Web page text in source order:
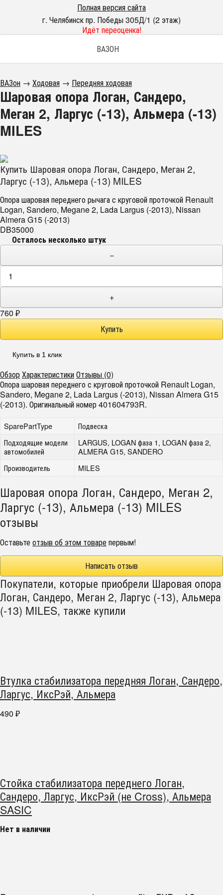
Полная версия сайта
г. Челябинск пр. Победы 305Д/1 (2 этаж)
Идёт переоценка!
ВАЗОН
ВАЗон → Ходовая → Передняя ходовая
Шаровая опора Логан, Сандеро,
Меган 2, Ларгус (-13), Альмера (-13)
MILES
Купить Шаровая опора Логан, Сандеро, Меган 2,
Ларгус (-13), Альмера (-13) MILES
Опора шаровая переднего рычага с круговой проточкой Renault
Logan, Sandero, Megane 2, Lada Largus (-2013), Nissan
Almera G15 (-2013)
DB35000
Осталось несколько штук
−
+
760 ₽
Купить в 1 клик
ОбзорХарактеристикиОтзывы (0)
Опора шаровая переднего с круговой проточкой Renault Logan,
Sandero, Megane 2, Lada Largus (-2013), Nissan Almera G15
(-2013). Оригинальный номер 401604793R.
SparePartType
Подвеска
Подходящие модели
автомобилей
LARGUS, LOGAN фаза 1, LOGAN фаза 2,
ALMERA G15, SANDERO
Производитель
MILES
Шаровая опора Логан, Сандеро, Меган 2,
Ларгус (-13), Альмера (-13) MILES
отзывы
Оставьтеотзыв об этом товарепервым!
Написать отзыв
Покупатели, которые приобрели Шаровая опора
Логан, Сандеро, Меган 2, Ларгус (-13), Альмера
(-13) MILES, также купили
Втулка стабилизатора передняя Логан, Сандеро,
Ларгус, ИксРэй, Альмера
490 ₽
Стойка стабилизатора переднего Логан,
Сандеро, Ларгус, ИксРэй (не Cross), Альмера
SASIC
Нет в наличии